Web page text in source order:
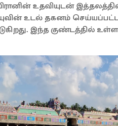
உதவியுடன்
உடல் தகனம்
இந்த குண்டத்தில்